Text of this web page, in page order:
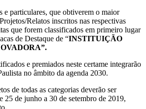
e particulares, que obtiverem o maior
Relatos inscritos nas respectivas
que forem classificados em primeiro lugar
de Destaque de “INSTITUIÇÃO
e premiados neste certame integrarão
no âmbito da agenda 2030.
de todas as categorias deverão ser
25 de junho a 30 de setembro de 2019,